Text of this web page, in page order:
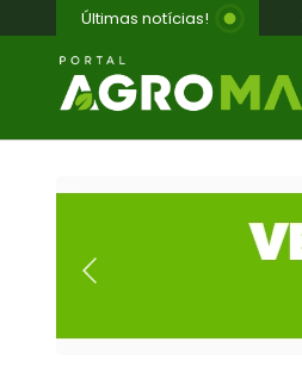
Últimas notícias!